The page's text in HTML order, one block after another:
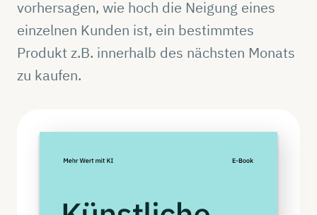
vorhersagen, wie hoch die Neigung eines
einzelnen Kunden ist, ein bestimmtes
Produkt z.B. innerhalb des nächsten Monats
zu kaufen.